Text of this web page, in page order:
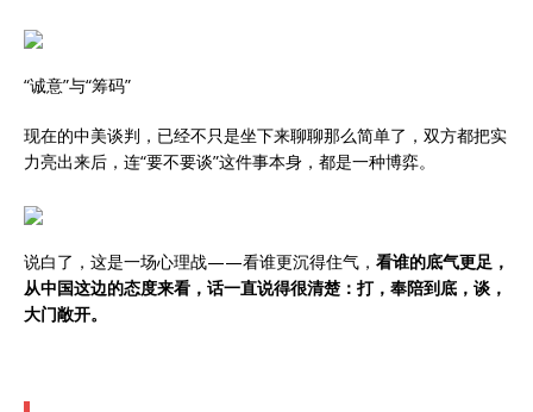
“诚意”与“筹码”
现在的中美谈判，已经不只是坐下来聊聊那么简单了，双方都把实
力亮出来后，连“要不要谈”这件事本身，都是一种博弈。
说白了，这是一场心理战——看谁更沉得住气， 看谁的底气更足，
从中国这边的态度来看，话一直说得很清楚：打，奉陪到底，谈，
大门敞开。